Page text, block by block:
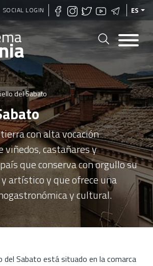
Pasar
contenido
principal
SOCIAL LOGIN ES
del Sabato
con alta vocación
castañares y
que conserva con orgullo su
artístico y que ofrece una
y cultural.
del Sabato está situado en la comarca